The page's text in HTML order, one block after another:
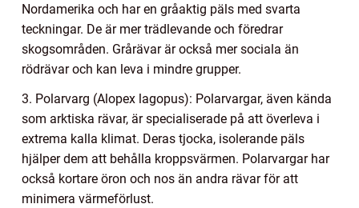
Nordamerika och har en gråaktig päls med svarta
teckningar. De är mer trädlevande och föredrar
skogsområden. Grårävar är också mer sociala än
rödrävar och kan leva i mindre grupper.
3. Polarvarg (Alopex lagopus): Polarvargar, även kända
som arktiska rävar, är specialiserade på att överleva i
extrema kalla klimat. Deras tjocka, isolerande päls
hjälper dem att behålla kroppsvärmen. Polarvargar har
också kortare öron och nos än andra rävar för att
minimera värmeförlust.